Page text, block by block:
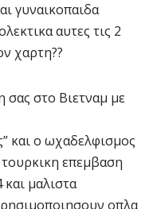
γυναικοπαιδα
αυτες τις 2
χαρτη??
σας στο Βιετναμ με
και ο ωχαδελφισμος
επεμβαση
μαλιστα
οπλα